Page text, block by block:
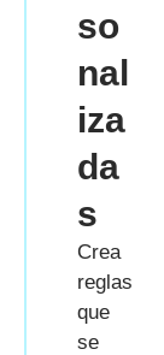
so
nal
iza
da
s
Crea
reglas
que
se